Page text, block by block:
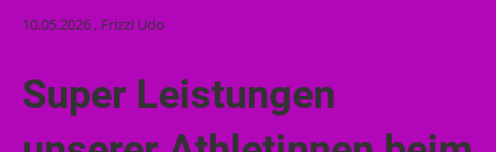
10.05.2026, Frizzi Udo
Super Leistungen